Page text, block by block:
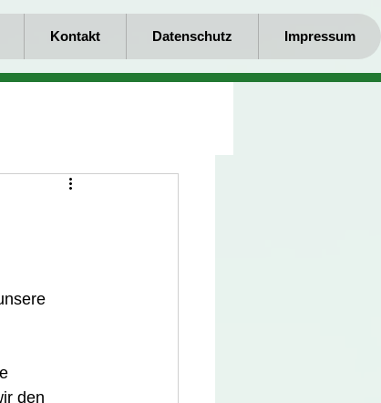
Kontakt Datenschutz Impressum
den